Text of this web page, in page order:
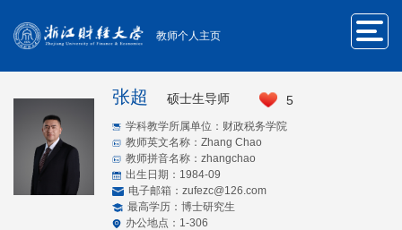
教师个人主页
张超 硕士生导师 5
学科教学所属单位：财政税务学院
教师英文名称：Zhang Chao
教师拼音名称：zhangchao
出生日期：1984-09
电子邮箱： zufezc@126.com
最高学历：博士研究生
办公地点：1-306